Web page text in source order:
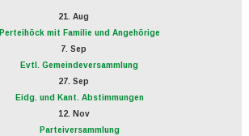
21. Aug
Perteihöck mit Familie und Angehörige
7. Sep
Evtl. Gemeindeversammlung
27. Sep
Eidg. und Kant. Abstimmungen
12. Nov
Parteiversammlung